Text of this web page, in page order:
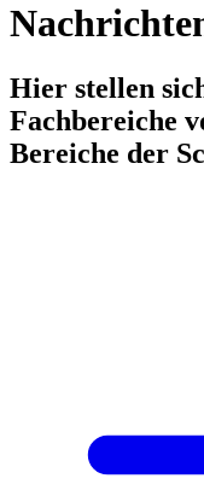
Hier stellen
Fachbereiche
Bereiche der